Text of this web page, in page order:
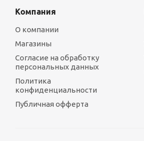
Компания
О компании
Магазины
Согласие на обработку
персональных данных
Политика
конфиденциальности
Публичная офферта